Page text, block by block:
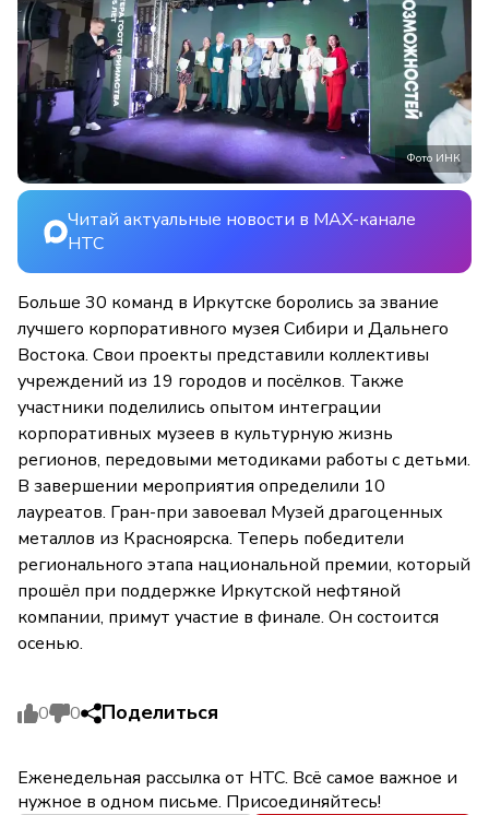
Фото ИНК
Читай актуальные новости в MAX-канале
НТС
Больше 30 команд в Иркутске боролись за звание
лучшего корпоративного музея Сибири и Дальнего
Востока. Свои проекты представили коллективы
учреждений из 19 городов и посёлков. Также
участники поделились опытом интеграции
корпоративных музеев в культурную жизнь
регионов, передовыми методиками работы с детьми.
В завершении мероприятия определили 10
лауреатов. Гран-при завоевал Музей драгоценных
металлов из Красноярска. Теперь победители
регионального этапа национальной премии, который
прошёл при поддержке Иркутской нефтяной
компании, примут участие в финале. Он состоится
осенью.
0 0 Поделиться
Еженедельная рассылка от НТС. Всё самое важное и
нужное в одном письме. Присоединяйтесь!